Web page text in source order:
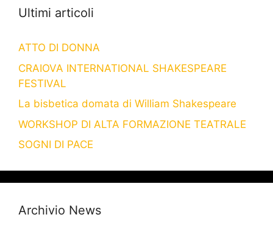
Ultimi articoli
ATTO DI DONNA
CRAIOVA INTERNATIONAL SHAKESPEARE
FESTIVAL
La bisbetica domata di William Shakespeare
WORKSHOP DI ALTA FORMAZIONE TEATRALE
SOGNI DI PACE
Archivio News